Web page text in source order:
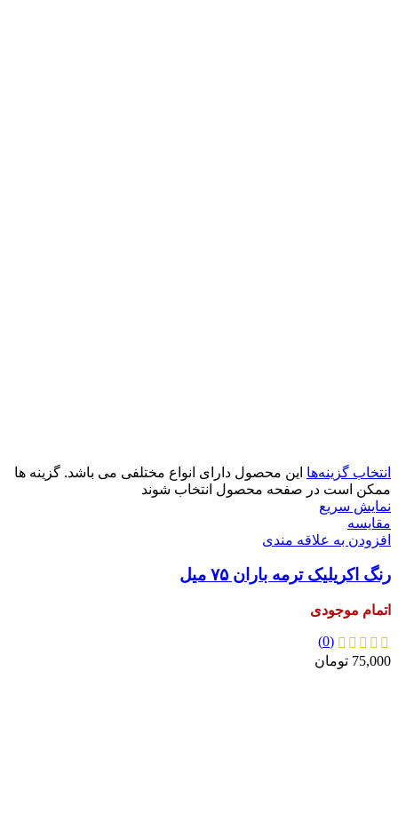
انتخاب گزینه‌ها این محصول دارای انواع مختلفی می باشد. گزینه ها
ممکن است در صفحه محصول انتخاب شوند
نمایش سریع
مقايسه
افزودن به علاقه مندی
رنگ اکریلیک ترمه باران ۷۵ میل
اتمام موجودی
(0)
75,000 تومان